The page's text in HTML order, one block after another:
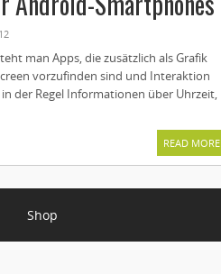
man Apps, die zusätzlich als Grafik
vorzufinden sind und Interaktion
der Regel Informationen über Uhrzeit,
READ MORE
Shop